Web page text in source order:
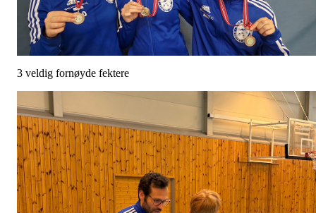
3 veldig fornøyde fektere